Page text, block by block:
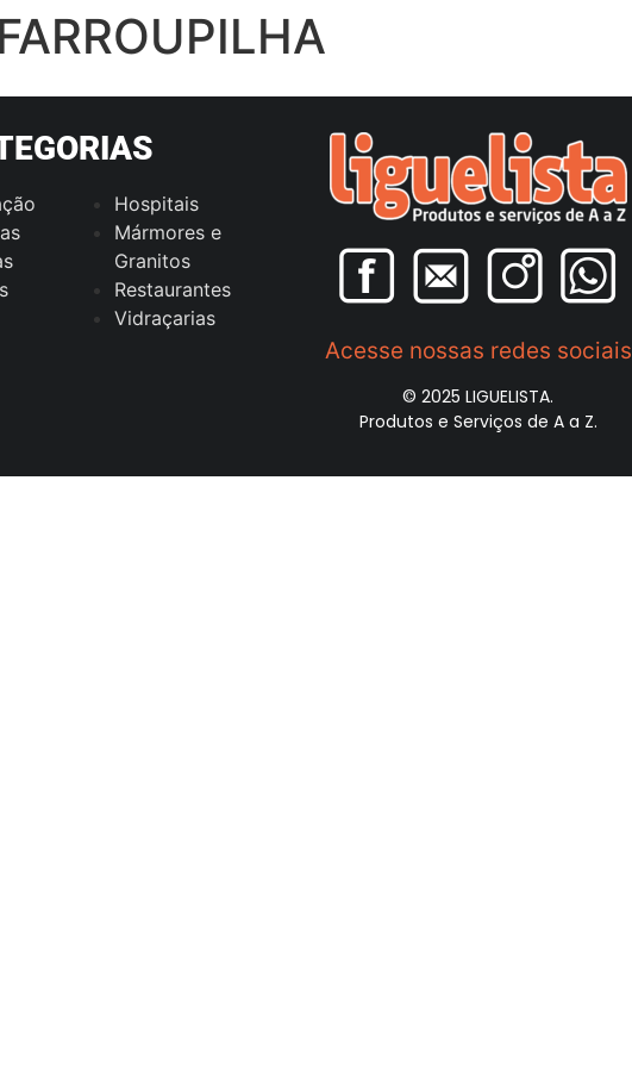
Hospitais
Mármores e
Granitos
Restaurantes
Vidraçarias
Acesse nossas redes sociais
© 2025 LIGUELISTA.
Produtos e Serviços de A a Z.